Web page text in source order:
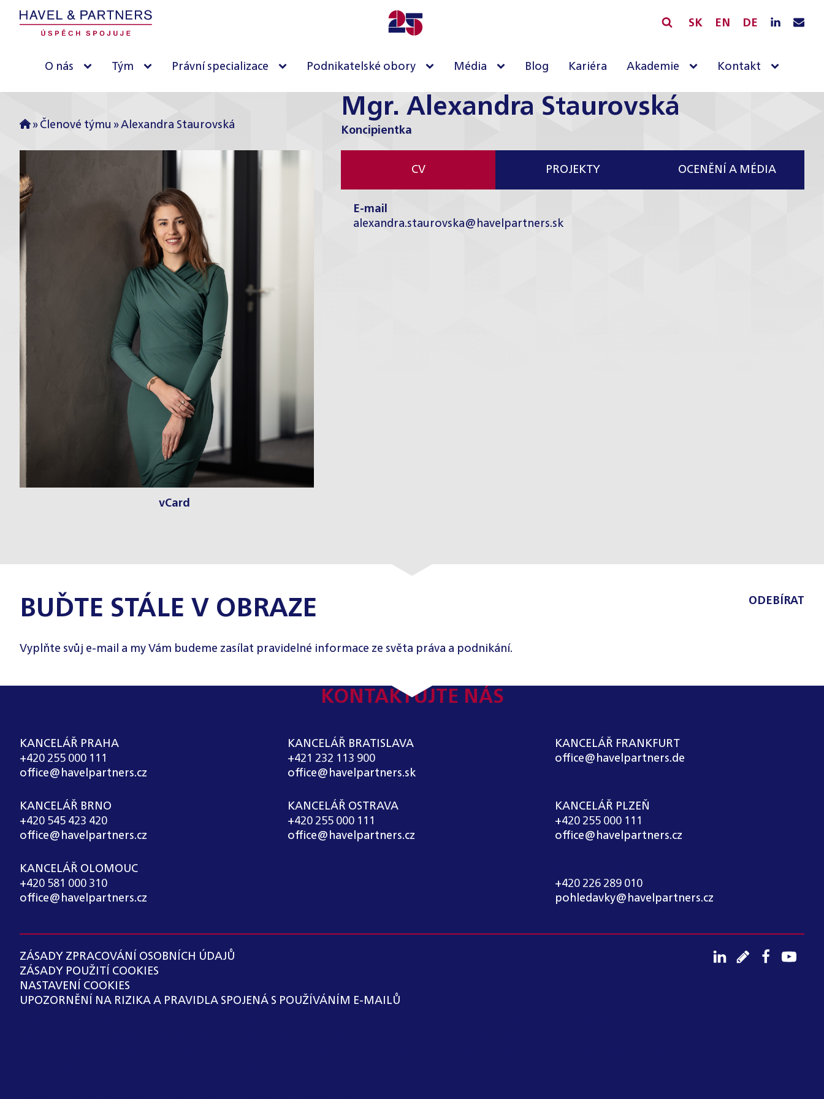
SK EN DE
O nás Tým Právní specializace Podnikatelské obory Média Blog Kariéra Akademie Kontakt
» Členové týmu » Alexandra Staurovská
Mgr. Alexandra Staurovská
Koncipientka
vCard
CV PROJEKTY OCENĚNÍ A MÉDIA
E-mail
alexandra.staurovska@havelpartners.sk
BUĎTE STÁLE V OBRAZE ODEBÍRAT
Vyplňte svůj e-mail a my Vám budeme zasílat pravidelné informace ze světa práva a podnikání.
KONTAKTUJTE NÁS
KANCELÁŘ PRAHA
+420 255 000 111
office@havelpartners.cz
KANCELÁŘ BRATISLAVA
+421 232 113 900
office@havelpartners.sk
KANCELÁŘ FRANKFURT
office@havelpartners.de
KANCELÁŘ BRNO
+420 545 423 420
office@havelpartners.cz
KANCELÁŘ OSTRAVA
+420 255 000 111
office@havelpartners.cz
KANCELÁŘ PLZEŇ
+420 255 000 111
office@havelpartners.cz
KANCELÁŘ OLOMOUC
+420 581 000 310
office@havelpartners.cz
+420 226 289 010
pohledavky@havelpartners.cz
ZÁSADY ZPRACOVÁNÍ OSOBNÍCH ÚDAJŮ
ZÁSADY POUŽITÍ COOKIES
NASTAVENÍ COOKIES
UPOZORNĚNÍ NA RIZIKA A PRAVIDLA SPOJENÁ S POUŽÍVÁNÍM E-MAILŮ